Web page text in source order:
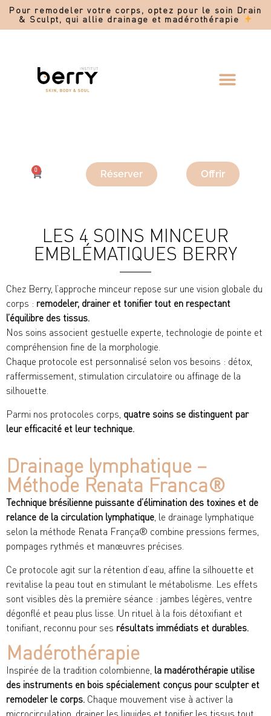
Pour remodeler votre corps, optez pour le soin Drain
& Sculpt, qui allie drainage et madérothérapie
0 Réserver Offrir
LES 4 SOINS MINCEUR
EMBLÉMATIQUES BERRY
Chez Berry, l’approche minceur repose sur une vision globale du
corps : remodeler, drainer et tonifier tout en respectant
l’équilibre des tissus.
Nos soins associent gestuelle experte, technologie de pointe et
compréhension fine de la morphologie.
Chaque protocole est personnalisé selon vos besoins : détox,
raffermissement, stimulation circulatoire ou affinage de la
silhouette.
Parmi nos protocoles corps, quatre soins se distinguent par
leur efficacité et leur technique.
Drainage lymphatique –
Méthode Renata Franca®​
Technique brésilienne puissante d’élimination des toxines et de
relance de la circulation lymphatique, le drainage lymphatique
selon la méthode Renata França® combine pressions fermes,
pompages rythmés et manœuvres précises.
Ce protocole agit sur la rétention d’eau, affine la silhouette et
revitalise la peau tout en stimulant le métabolisme. Les effets
sont visibles dès la première séance : jambes légères, ventre
dégonflé et peau plus lisse. Un rituel à la fois détoxifiant et
tonifiant, reconnu pour ses résultats immédiats et durables.
Madérothérapie​
Inspirée de la tradition colombienne, la madérothérapie utilise
des instruments en bois spécialement conçus pour sculpter et
remodeler le corps. Chaque mouvement vise à activer la